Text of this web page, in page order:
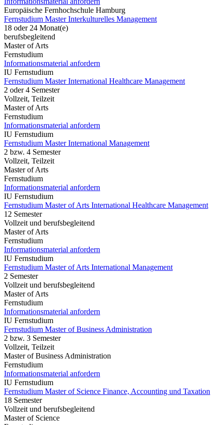
Europäische Fernhochschule Hamburg
Fernstudium Master Interkulturelles Management
18 oder 24 Monat(e)
berufsbegleitend
Master of Arts
Fernstudium
Informationsmaterial anfordern
IU Fernstudium
Fernstudium Master International Healthcare Management
2 oder 4 Semester
Vollzeit, Teilzeit
Master of Arts
Fernstudium
Informationsmaterial anfordern
IU Fernstudium
Fernstudium Master International Management
2 bzw. 4 Semester
Vollzeit, Teilzeit
Master of Arts
Fernstudium
Informationsmaterial anfordern
IU Fernstudium
Fernstudium Master of Arts International Healthcare Management
12 Semester
Vollzeit und berufsbegleitend
Master of Arts
Fernstudium
Informationsmaterial anfordern
IU Fernstudium
Fernstudium Master of Arts International Management
2 Semester
Vollzeit und berufsbegleitend
Master of Arts
Fernstudium
Informationsmaterial anfordern
IU Fernstudium
Fernstudium Master of Business Administration
2 bzw. 3 Semester
Vollzeit, Teilzeit
Master of Business Administration
Fernstudium
Informationsmaterial anfordern
IU Fernstudium
Fernstudium Master of Science Finance, Accounting und Taxation
18 Semester
Vollzeit und berufsbegleitend
Master of Science